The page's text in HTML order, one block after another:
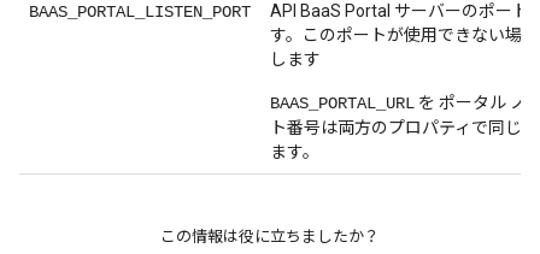
BAAS_PORTAL_LISTEN_PORT
API BaaS Portal サーバーのポート
す。このポートが使用できない場
します
BAAS_PORTAL_URL を ポータル ノ
ト番号は両方のプロパティで同じ
ます。
この情報は役に立ちましたか？